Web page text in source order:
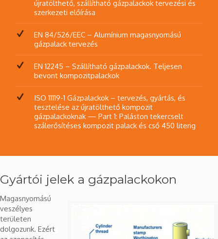
újratölthető, szállítható gázpalackok tervezési és
szerkezeti előírása
EN 84/526/EEC – Alumínium magasnyomású
gázpalack tervezés
EN 12245 – Szállítható gázpalackok. Teljesen
bevont kompozitpalackok
ISO 11119-1 Gázpalackok – tervezés, gyártás, és
tesztelése az újratölthető kompozit
gázpalackoknak — Part 1: Paláston tekercselt
szálerősítéses kompozit palack és cső 450 literig
Gyártói jelek a gázpalackokon
Magasnyomású
veszélyes
területen
dolgozunk. Ezért